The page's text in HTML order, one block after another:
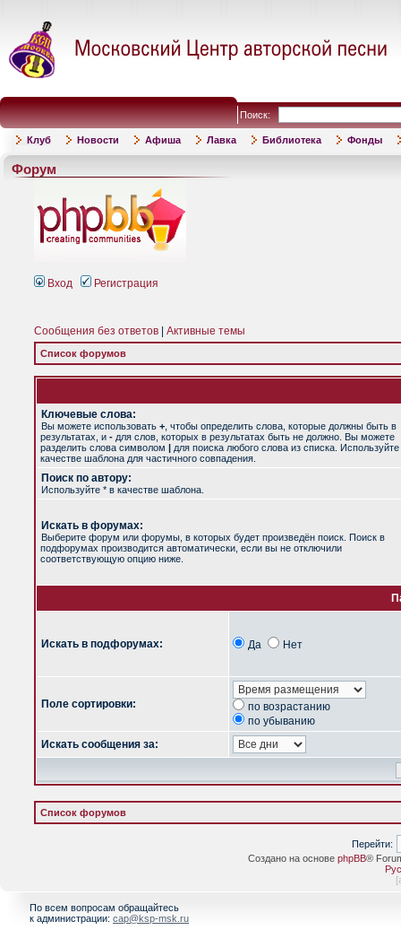
Поиск:
Клуб Новости Афиша Лавка Библиотека Фонды
Форум
Вход Регистрация
Сообщения без ответов Активные темы
Список форумов
Ключевые слова:
Вы можете использовать + , чтобы определить слова, которые должны быть в
результатах, и - для слов, которых в результатах быть не должно. Вы можете
разделить слова символом | для поиска любого слова из списка. Используйте
качестве шаблона для частичного совпадения.
Поиск по автору:
Используйте * в качестве шаблона.
Искать в форумах:
Выберите форум или форумы, в которых будет произведён поиск. Поиск в
подфорумах производится автоматически, если вы не отключили
соответствующую опцию ниже.
Искать в подфорумах: Да Нет
Поле сортировки:
по возрастанию
по убыванию
Искать сообщения за:
Список форумов
Перейти:
Создано на основе phpBB®
[
По всем вопросам обращайтесь
к администрации: cap@ksp-msk.ru